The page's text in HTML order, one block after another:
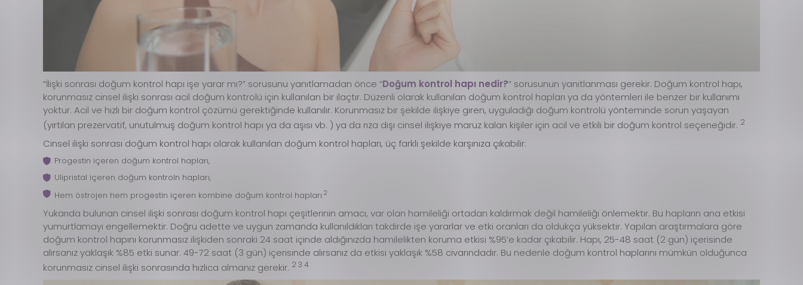
“İlişki sonrası doğum kontrol hapı işe yarar mı?” sorusunu yanıtlamadan önce “Doğum kontrol hapı nedir?” sorusunun yanıtlanması gerekir. Doğum kontrol hapı,
korunmasız cinsel ilişki sonrası acil doğum kontrolü için kullanılan bir ilaçtır. Düzenli olarak kullanılan doğum kontrol hapları ya da yöntemleri ile benzer bir kullanımı
yoktur. Acil ve hızlı bir doğum kontrol çözümü gerektiğinde kullanılır. Korunmasız bir şekilde ilişkiye giren, uyguladığı doğum kontrolü yönteminde sorun yaşayan
(yırtılan prezervatif, unutulmuş doğum kontrol hapı ya da aşısı vb. ) ya da rıza dışı cinsel ilişkiye maruz kalan kişiler için acil ve etkili bir doğum kontrol seçeneğidir. 2
Cinsel ilişki sonrası doğum kontrol hapı olarak kullanılan doğum kontrol hapları, üç farklı şekilde karşınıza çıkabilir:
Progestin içeren doğum kontrol hapları,
Ulipristal içeren doğum kontroln hapları,
Hem östrojen hem progestin içeren kombine doğum kontrol hapları.2
Yukarıda bulunan cinsel ilişki sonrası doğum kontrol hapı çeşitlerinin amacı, var olan hamileliği ortadan kaldırmak değil hamileliği önlemektir. Bu hapların ana etkisi
yumurtlamayı engellemektir. Doğru adette ve uygun zamanda kullanıldıkları takdirde işe yararlar ve etki oranları da oldukça yüksektir. Yapılan araştırmalara göre
doğum kontrol hapını korunmasız ilişkiden sonraki 24 saat içinde aldığınızda hamilelikten koruma etkisi %95’e kadar çıkabilir. Hapı, 25-48 saat (2 gün) içerisinde
alırsanız yaklaşık %85 etki sunar. 49-72 saat (3 gün) içerisinde alırsanız da etkisi yaklaşık %58 civarındadır. Bu nedenle doğum kontrol haplarını mümkün olduğunca
korunmasız cinsel ilişki sonrasında hızlıca almanız gerekir. 2 3 4